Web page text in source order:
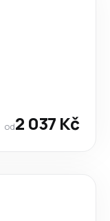
od2 037 Kč